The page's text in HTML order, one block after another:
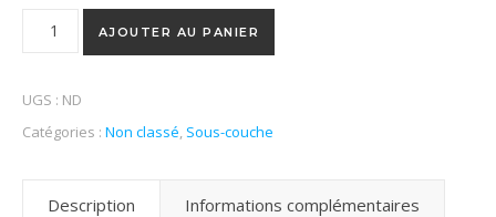
quantité de 510 - Sous-couche pour laque AURO
AJOUTER AU PANIER
UGS : ND
Catégories : Non classé, Sous-couche
Description Informations complémentaires